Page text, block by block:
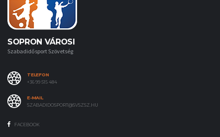
SOPRON VÁROSI
Szabadidősport Szövetség
TELEFON
+36 99 515 484
E-MAIL
SZABADIDOSPORT@SVSZSZ.HU
FACEBOOK